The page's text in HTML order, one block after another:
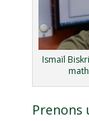
Ismaïl
Prenons